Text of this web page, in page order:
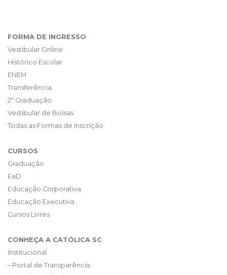
FORMA DE INGRESSO
Vestibular Online
Histórico Escolar
ENEM
Transferência
2ª Graduação
Vestibular de Bolsas
Todas as Formas de Inscrição
CURSOS
Graduação
EaD
Educação Corporativa
Educação Executiva
Cursos Livres
CONHEÇA A CATÓLICA SC
Institucional
– Portal de Transparência